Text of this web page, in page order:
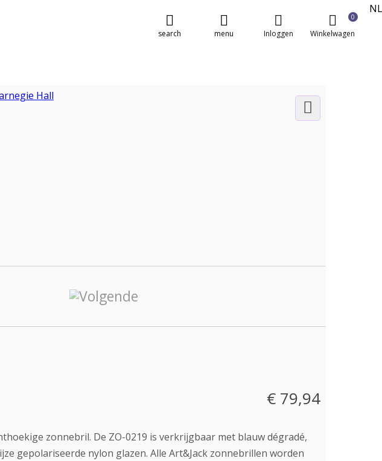
NL
0
Winkelwagen
Inloggen
menu
search
€ 79,94
zonnebril. De ZO-0219 is verkrijgbaar met blauw dégradé,
gepolariseerde nylon glazen. Alle Art&Jack zonnebrillen worden